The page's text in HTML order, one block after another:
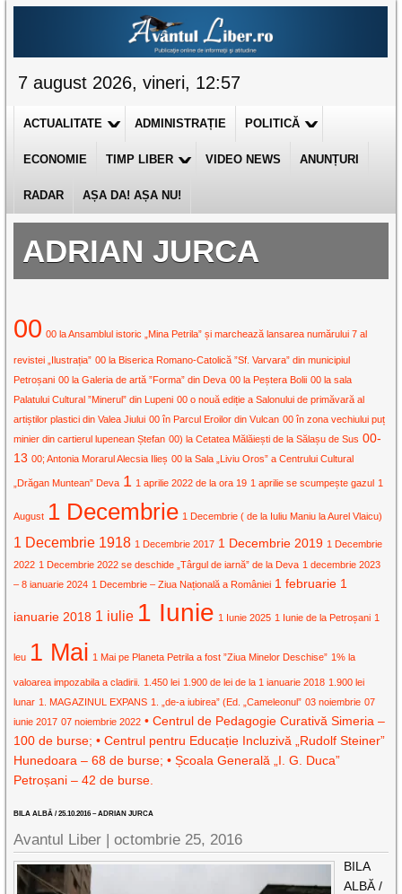
7 august 2026, vineri, 12:57
ACTUALITATE ADMINISTRAȚIE POLITICĂ
ECONOMIE TIMP LIBER VIDEO NEWS ANUNȚURI
RADAR AȘA DA! AȘA NU!
ADRIAN JURCA
00 00 la Ansamblul istoric „Mina Petrila” și marchează lansarea numărului 7 al
revistei „Ilustrația” 00 la Biserica Romano-Catolică ”Sf. Varvara” din municipiul
Petroșani 00 la Galeria de artă ”Forma” din Deva 00 la Peștera Bolii 00 la sala
Palatului Cultural ”Minerul” din Lupeni 00 o nouă ediție a Salonului de primăvară al
artiștilor plastici din Valea Jiului 00 în Parcul Eroilor din Vulcan 00 în zona vechiului puț
minier din cartierul lupenean Ștefan 00) la Cetatea Mălăiești de la Sălașu de Sus 00-
13 00; Antonia Morarul Alecsia Ilieș 00 la Sala „Liviu Oros” a Centrului Cultural
„Drăgan Muntean” Deva 1 1 aprilie 2022 de la ora 19 1 aprilie se scumpește gazul 1
August 1 Decembrie 1 Decembrie ( de la Iuliu Maniu la Aurel Vlaicu)
1 Decembrie 1918 1 Decembrie 2017 1 Decembrie 2019 1 Decembrie
2022 1 Decembrie 2022 se deschide „Târgul de iarnă” de la Deva 1 decembrie 2023
– 8 ianuarie 2024 1 Decembrie – Ziua Națională a României 1 februarie 1
ianuarie 2018 1 iulie 1 Iunie 1 Iunie 2025 1 Iunie de la Petroșani 1
leu 1 Mai 1 Mai pe Planeta Petrila a fost ”Ziua Minelor Deschise” 1% la
valoarea impozabila a cladirii. 1.450 lei 1.900 de lei de la 1 ianuarie 2018 1.900 lei
lunar 1. MAGAZINUL EXPANS 1. „de-a iubirea” (Ed. „Cameleonul” 03 noiembrie 07
iunie 2017 07 noiembrie 2022 • Centrul de Pedagogie Curativă Simeria –
100 de burse; • Centrul pentru Educație Incluzivă „Rudolf Steiner”
Hunedoara – 68 de burse; • Școala Generală „I. G. Duca”
Petroșani – 42 de burse.
BILA ALBĂ / 25.10.2016 – ADRIAN JURCA
Avantul Liber |octombrie 25, 2016
BILA
ALBĂ /